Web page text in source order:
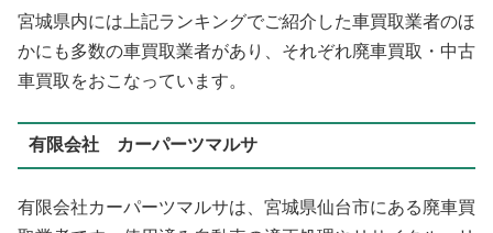
宮城県内には上記ランキングでご紹介した車買取業者のほ
かにも多数の車買取業者があり、それぞれ廃車買取・中古
車買取をおこなっています。
有限会社 カーパーツマルサ
有限会社カーパーツマルサは、宮城県仙台市にある廃車買